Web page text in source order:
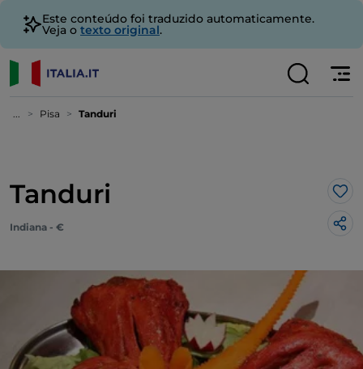
Este conteúdo foi traduzido automaticamente.
Veja o texto original.
... Pisa Tanduri
Tanduri
Indiana - €